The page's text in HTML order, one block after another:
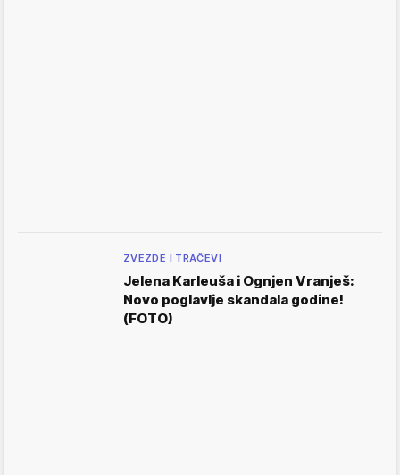
ZVEZDE I TRAČEVI
Jelena Karleuša i Ognjen Vranješ:
Novo poglavlje skandala godine!
(FOTO)